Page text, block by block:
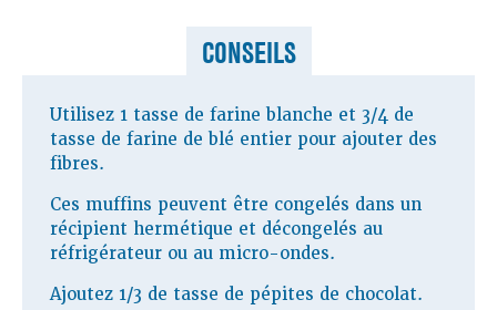
CONSEILS
Utilisez 1 tasse de farine blanche et 3/4 de
tasse de farine de blé entier pour ajouter des
fibres.
Ces muffins peuvent être congelés dans un
récipient hermétique et décongelés au
réfrigérateur ou au micro-ondes.
Ajoutez 1/3 de tasse de pépites de chocolat.